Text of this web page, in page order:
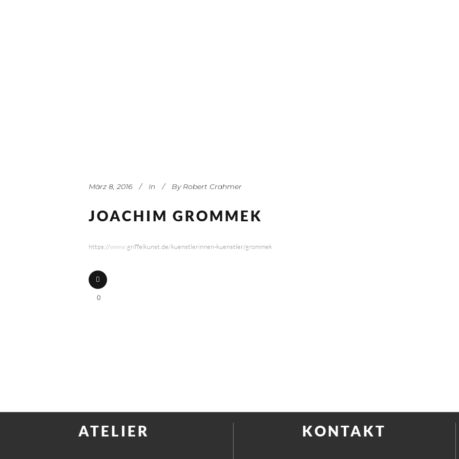
März 8, 2016 In By Robert Crahmer
JOACHIM GROMMEK
https://www.griffelkunst.de/kuenstlerinnen-kuenstler/grommek
0
ATELIER KONTAKT